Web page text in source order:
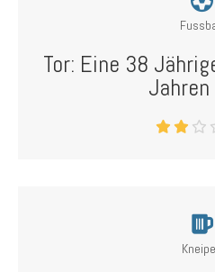
Tor: Eine 38
Jahren